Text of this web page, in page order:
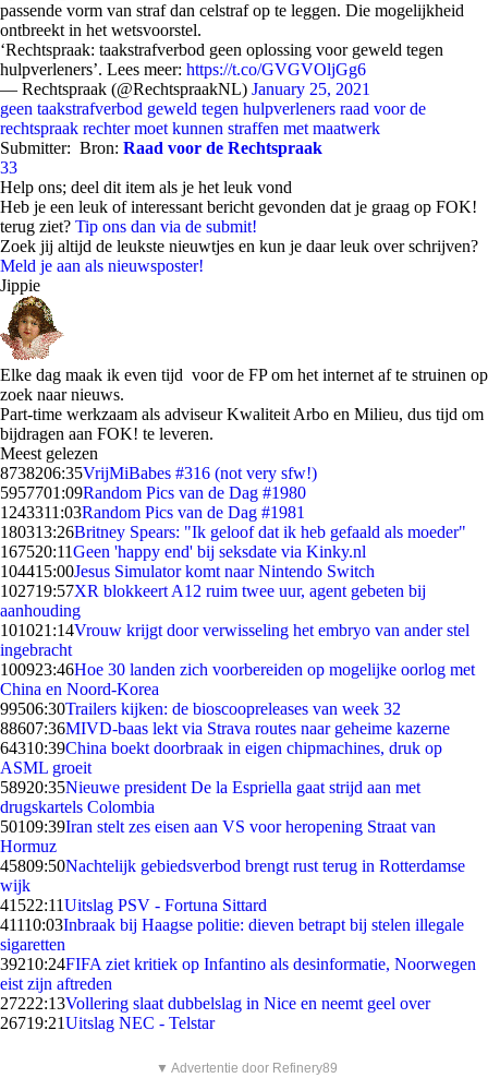
passende vorm van straf dan celstraf op te leggen. Die mogelijkheid
ontbreekt in het wetsvoorstel.
‘Rechtspraak: taakstrafverbod geen oplossing voor geweld tegen
hulpverleners’. Lees meer: https://t.co/GVGVOljGg6
— Rechtspraak (@RechtspraakNL) January 25, 2021
geen taakstrafverbod geweld tegen hulpverleners raad voor de
rechtspraak rechter moet kunnen straffen met maatwerk
Submitter: Bron: Raad voor de Rechtspraak
33
Help ons; deel dit item als je het leuk vond
Heb je een leuk of interessant bericht gevonden dat je graag op FOK!
terug ziet? Tip ons dan via de submit!
Zoek jij altijd de leukste nieuwtjes en kun je daar leuk over schrijven?
Meld je aan als nieuwsposter!
Jippie
Elke dag maak ik even tijd voor de FP om het internet af te struinen op
zoek naar nieuws.
Part-time werkzaam als adviseur Kwaliteit Arbo en Milieu, dus tijd om
bijdragen aan FOK! te leveren.
Meest gelezen
8738206:35VrijMiBabes #316 (not very sfw!)
5957701:09Random Pics van de Dag #1980
1243311:03Random Pics van de Dag #1981
180313:26Britney Spears: "Ik geloof dat ik heb gefaald als moeder"
167520:11Geen 'happy end' bij seksdate via Kinky.nl
104415:00Jesus Simulator komt naar Nintendo Switch
102719:57XR blokkeert A12 ruim twee uur, agent gebeten bij
aanhouding
101021:14Vrouw krijgt door verwisseling het embryo van ander stel
ingebracht
100923:46Hoe 30 landen zich voorbereiden op mogelijke oorlog met
China en Noord-Korea
99506:30Trailers kijken: de bioscoopreleases van week 32
88607:36MIVD-baas lekt via Strava routes naar geheime kazerne
64310:39China boekt doorbraak in eigen chipmachines, druk op
ASML groeit
58920:35Nieuwe president De la Espriella gaat strijd aan met
drugskartels Colombia
50109:39Iran stelt zes eisen aan VS voor heropening Straat van
Hormuz
45809:50Nachtelijk gebiedsverbod brengt rust terug in Rotterdamse
wijk
41522:11Uitslag PSV - Fortuna Sittard
41110:03Inbraak bij Haagse politie: dieven betrapt bij stelen illegale
sigaretten
39210:24FIFA ziet kritiek op Infantino als desinformatie, Noorwegen
eist zijn aftreden
27222:13Vollering slaat dubbelslag in Nice en neemt geel over
26719:21Uitslag NEC - Telstar
▼ Advertentie door Refinery89